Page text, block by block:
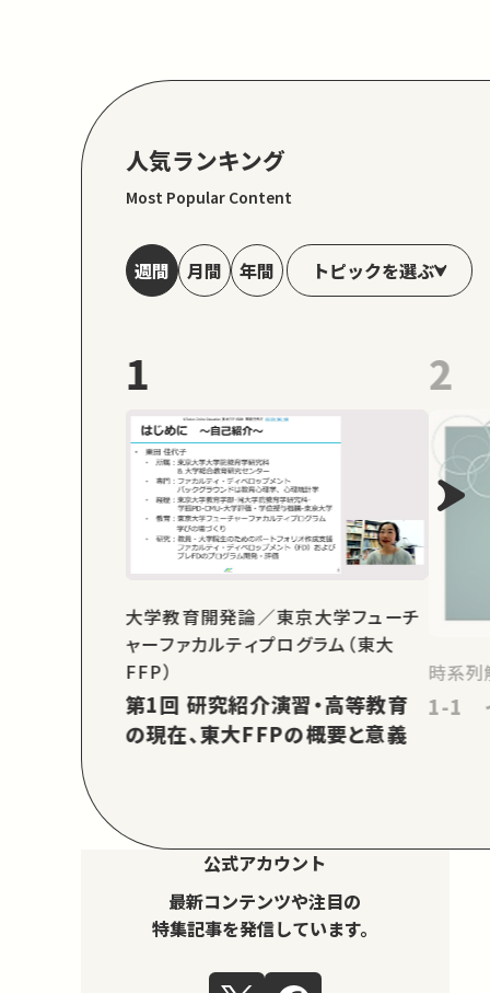
人気ランキング
Most Popular Content
週間 月間 年間 トピックを選ぶ
1
大学教育開発論／東京大学フューチ
ャーファカルティプログラム（東大
FFP）
第1回 研究紹介演習・高等教育
の現在、東大FFPの概要と意義
2
時系列
1-1
公式アカウント
最新コンテンツや注目の
特集記事を発信しています。